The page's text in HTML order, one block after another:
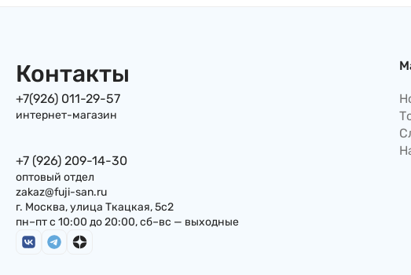
Контакты
+7(926) 011-29-57
интернет-магазин
+7 (926) 209-14-30
оптовый отдел
zakaz@fuji-san.ru
г. Москва, улица Ткацкая, 5с2
пн–пт с 10:00 до 20:00, сб–вс — выходные